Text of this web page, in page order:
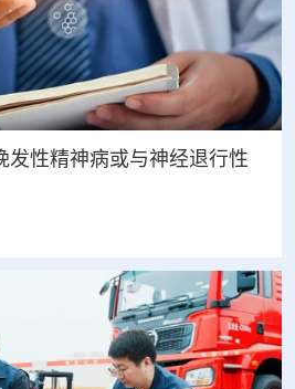
发性精神病或与神经退行性